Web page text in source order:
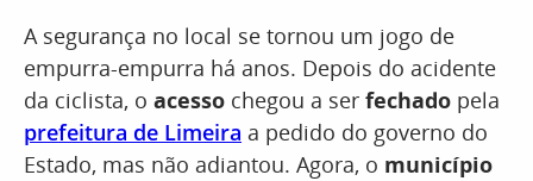
A segurança no local se tornou um jogo de
empurra-empurra há anos. Depois do acidente
da ciclista, o acesso chegou a ser fechado pela
prefeitura de Limeira a pedido do governo do
Estado, mas não adiantou. Agora, o município